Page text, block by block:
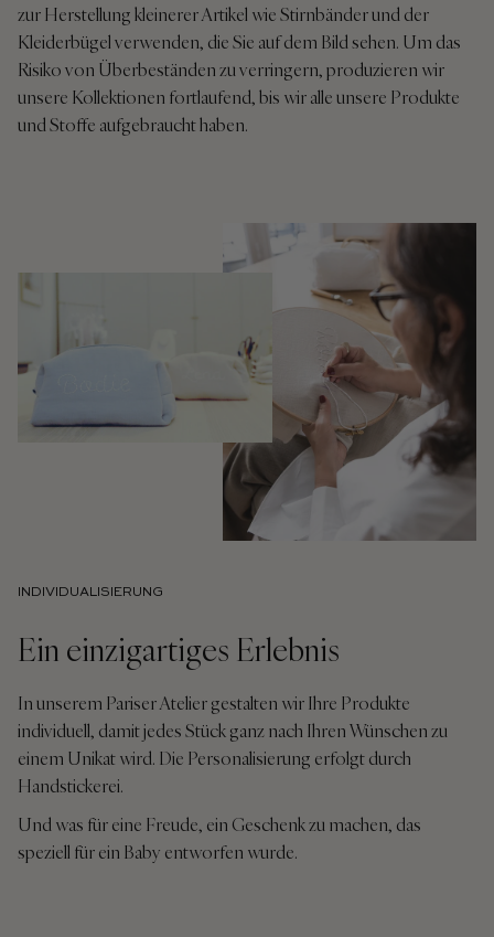
zur Herstellung kleinerer Artikel wie Stirnbänder und der
Kleiderbügel verwenden, die Sie auf dem Bild sehen. Um das
Risiko von Überbeständen zu verringern, produzieren wir
unsere Kollektionen fortlaufend, bis wir alle unsere Produkte
und Stoffe aufgebraucht haben.
INDIVIDUALISIERUNG
Ein einzigartiges Erlebnis
In unserem Pariser Atelier gestalten wir Ihre Produkte
individuell, damit jedes Stück ganz nach Ihren Wünschen zu
einem Unikat wird. Die Personalisierung erfolgt durch
Handstickerei.
Und was für eine Freude, ein Geschenk zu machen, das
speziell für ein Baby entworfen wurde.